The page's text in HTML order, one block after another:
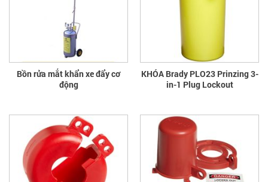
Bồn rửa mắt khẩn xe đẩy cơ
động
KHÓA Brady PLO23 Prinzing 3-
in-1 Plug Lockout